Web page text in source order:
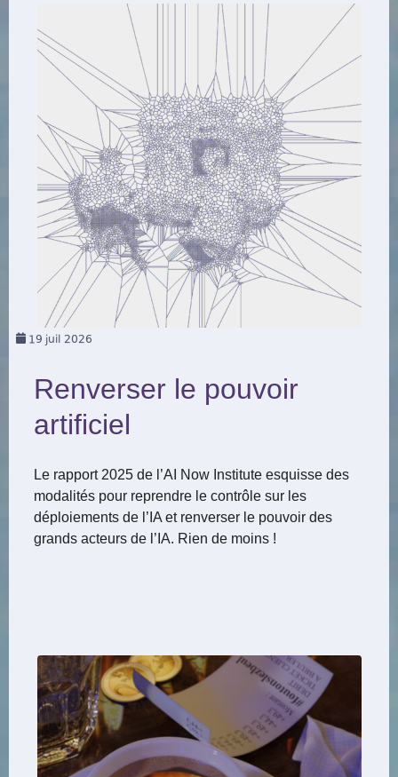
19 juil 2026
Renverser le pouvoir
artificiel
Le rapport 2025 de l’AI Now Institute esquisse des
modalités pour reprendre le contrôle sur les
déploiements de l’IA et renverser le pouvoir des
grands acteurs de l’IA. Rien de moins !